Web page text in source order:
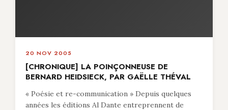
20 NOV 2005
[CHRONIQUE] LA POINÇONNEUSE DE
BERNARD HEIDSIECK, PAR GAËLLE THÉVAL
« Poésie et re-communication » Depuis quelques
années les éditions Al Dante entreprennent de